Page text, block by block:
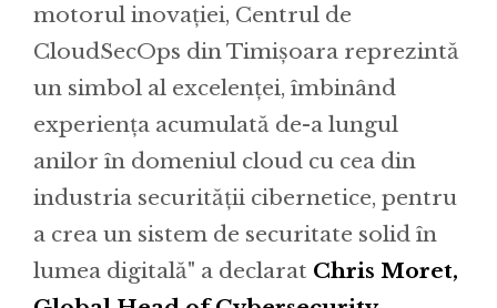
motorul inovației, Centrul de
CloudSecOps din Timișoara reprezintă
un simbol al excelenței, îmbinând
experiența acumulată de-a lungul
anilor în domeniul cloud cu cea din
industria securității cibernetice, pentru
a crea un sistem de securitate solid în
lumea digitală" a declarat Chris Moret,